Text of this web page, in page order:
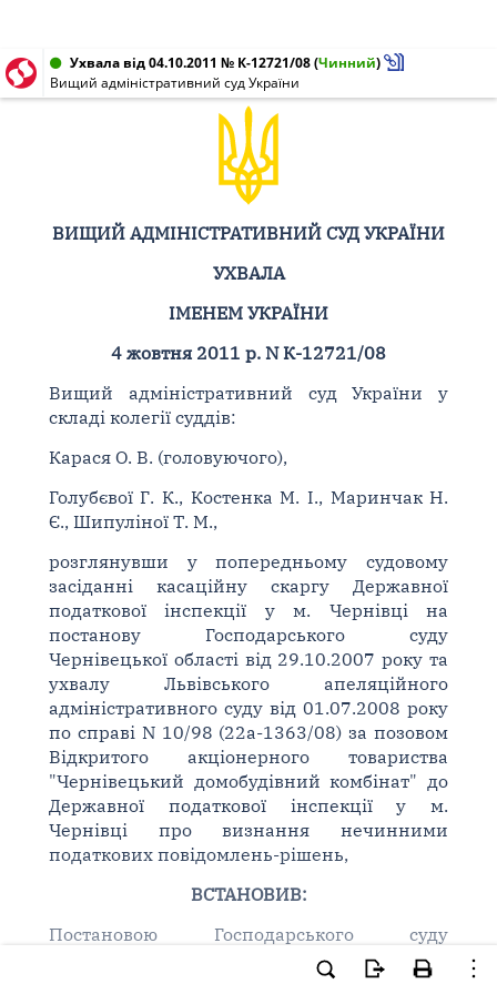
Ухвала від 04.10.2011 № К-12721/08(Чинний)
Вищий адміністративний суд України
ВИЩИЙ АДМІНІСТРАТИВНИЙ СУД УКРАЇНИ
УХВАЛА
ІМЕНЕМ УКРАЇНИ
4 жовтня 2011 р. N К-12721/08
Вищий адміністративний суд України у
складі колегії суддів:
Карася О. В. (головуючого),
Голубєвої Г. К., Костенка М. І., Маринчак Н.
Є., Шипуліної Т. М.,
розглянувши у попередньому судовому
засіданні касаційну скаргу Державної
податкової інспекції у м. Чернівці на
постанову Господарського суду
Чернівецької області від 29.10.2007 року та
ухвалу Львівського апеляційного
адміністративного суду від 01.07.2008 року
по справі N 10/98 (22а-1363/08) за позовом
Відкритого акціонерного товариства
"Чернівецький домобудівний комбінат" до
Державної податкової інспекції у м.
Чернівці про визнання нечинними
податкових повідомлень-рішень,
ВСТАНОВИВ:
Постановою Господарського суду
Чернівецької області від 29.10.2007 року,
залишеною без змін ухвалою Львівського